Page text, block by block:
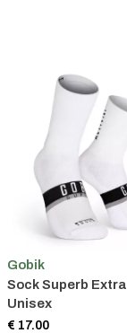
Gobik
Sock Superb
Unisex
€ 17.00